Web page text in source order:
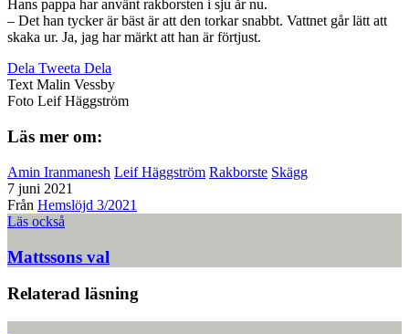
Hans pappa har använt rakborsten i sju år nu.
– Det han tycker är bäst är att den torkar snabbt. Vattnet går lätt att
skaka ur. Ja, jag har märkt att han är förtjust.­
Dela Tweeta Dela
TextMalin Vessby
Foto Leif Häggström
Läs mer om:
Amin Iranmanesh Leif Häggström Rakborste Skägg
7 juni 2021
Från Hemslöjd 3/2021
Läs också
Mattssons val
Relaterad läsning